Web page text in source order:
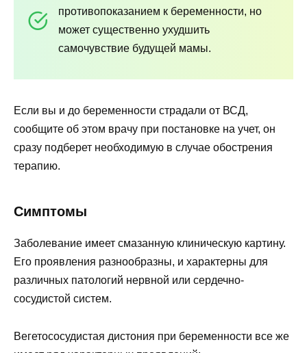
противопоказанием к беременности, но
может существенно ухудшить
самочувствие будущей мамы.
Если вы и до беременности страдали от ВСД,
сообщите об этом врачу при постановке на учет, он
сразу подберет необходимую в случае обострения
терапию.
Симптомы
Заболевание имеет смазанную клиническую картину.
Его проявления разнообразны, и характерны для
различных патологий нервной или сердечно-
сосудистой систем.
Вегетососудистая дистония при беременности все же